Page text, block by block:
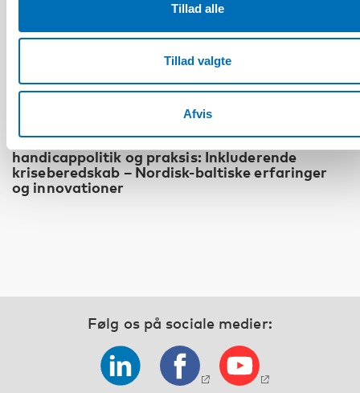
Tillad alle
Tillad valgte
Afvis
Det fjerde nordisk-baltiske møde om
handicappolitik og praksis: Inkluderende
kriseberedskab – Nordisk-baltiske erfaringer
og innovationer
Følg os på sociale medier: